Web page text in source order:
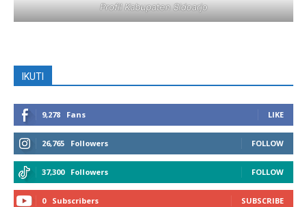
Profil Kabupaten Sidoarjo
IKUTI
9,278 Fans LIKE
26,765 Followers FOLLOW
37,300 Followers FOLLOW
0 Subscribers SUBSCRIBE